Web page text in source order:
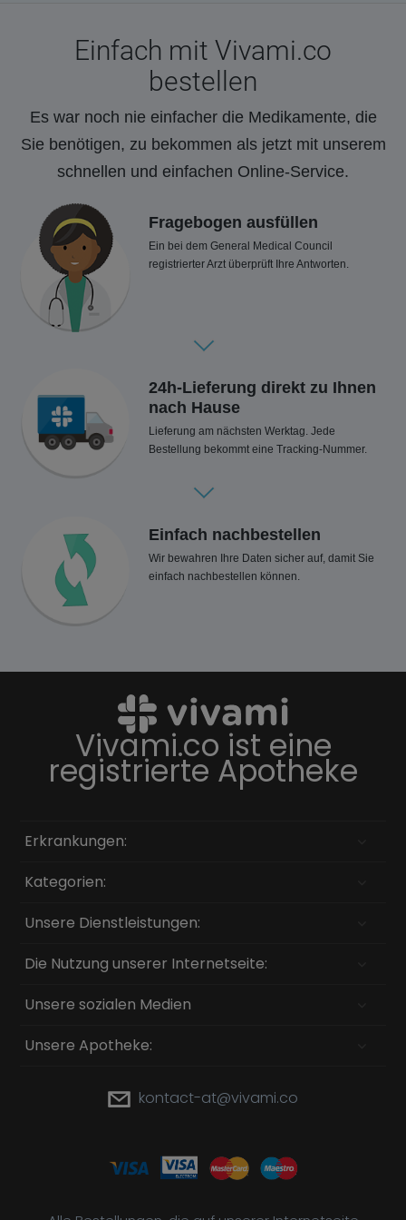
Einfach mit Vivami.co
bestellen
Es war noch nie einfacher die Medikamente, die
Sie benötigen, zu bekommen als jetzt mit unserem
schnellen und einfachen Online-Service.
Fragebogen ausfüllen
Ein bei dem General Medical Council
registrierter Arzt überprüft Ihre Antworten.
24h-Lieferung direkt zu Ihnen
nach Hause
Lieferung am nächsten Werktag. Jede
Bestellung bekommt eine Tracking-Nummer.
Einfach nachbestellen
Wir bewahren Ihre Daten sicher auf, damit Sie
einfach nachbestellen können.
Vivami.co ist eine
registrierte Apotheke
Erkrankungen:
Kategorien:
Unsere Dienstleistungen:
Die Nutzung unserer Internetseite:
Unsere sozialen Medien
Unsere Apotheke:
kontact-at@vivami.co